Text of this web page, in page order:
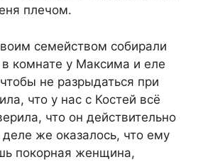
плечом.
семейством собирали
комнате у Максима и еле
не разрыдаться при
что у нас с Костей всё
что он действительно
же оказалось, что ему
покорная женщина,